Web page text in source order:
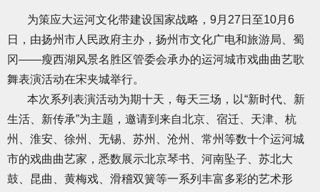
为策应大运河文化带建设国家战略，9月27日至10月6
日，由扬州市人民政府主办，扬州市文化广电和旅游局、蜀
冈——瘦西湖风景名胜区管委会承办的运河城市戏曲曲艺歌
舞表演活动在宋夹城举行。
本次系列表演活动为期十天，每天三场，以“新时代、新
生活、新传承”为主题，邀请到来自北京、宿迁、天津、杭
州、淮安、徐州、无锡、苏州、沧州、常州等数十个运河城
市的戏曲曲艺家，悉数展示北京琴书、河南坠子、苏北大
鼓、昆曲、黄梅戏、滑稽双簧等一系列丰富多彩的艺术形